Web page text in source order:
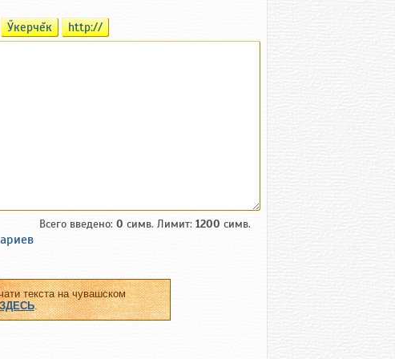
Ӳкерчĕк http://
Всего введено: 0 симв. Лимит: 1200 симв.
текста на чувашском
.